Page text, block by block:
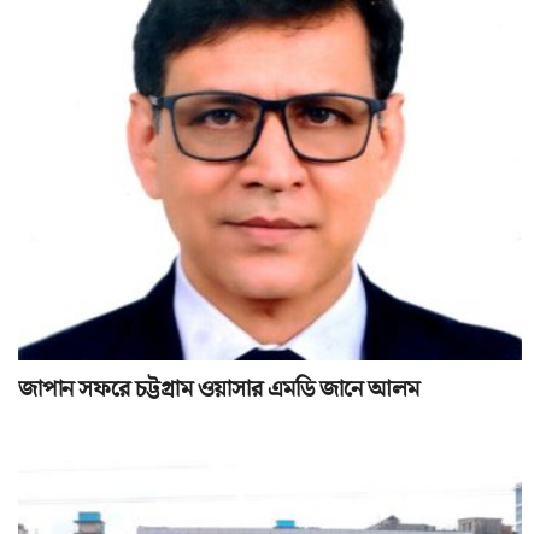
জাপান সফরে চট্টগ্রাম ওয়াসার এমডি জানে আলম